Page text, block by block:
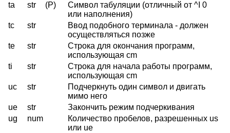
ta
str (P)
Символ табуляции (отличный от ^I 0
или наполнения)
tc
str
Ввод подобного терминала - должен
осуществляться позже
te
str
Строка для окончания программ,
использующая cm
ti
str
Строка для начала работы программ,
использующая cm
uc
str
Подчеркнуть один символ и двигать
мимо него
ue
str
Закончить режим подчеркивания
ug
num
Количество пробелов, разрешенных us
или ue